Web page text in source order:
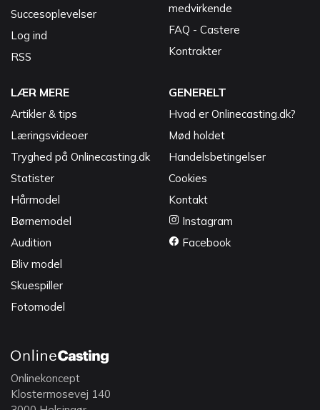
Succesoplevelser
Log ind
RSS
medvirkende
FAQ - Castere
Kontrakter
LÆR MERE
Artikler & tips
Læringsvideoer
Tryghed på Onlinecasting.dk
Statister
Hårmodel
Børnemodel
Audition
Bliv model
Skuespiller
Fotomodel
GENERELT
Hvad er Onlinecasting.dk?
Mød holdet
Handelsbetingelser
Cookies
Kontakt
Instagram
Facebook
Onlinekoncept
Klostermosevej 140